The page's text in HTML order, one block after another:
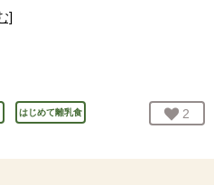
]
はじめて離乳食 お気
2